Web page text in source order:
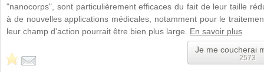
"nanocorps", sont particulièrement efficaces du fait de leur taille
à de nouvelles applications médicales, notamment pour le
leur champ d'action pourrait être bien plus large. En savoir plus
Je me coucherai
2573